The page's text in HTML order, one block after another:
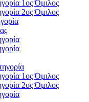
1ος Όμιλος
2ος Όμιλος
1ος Όμιλος
2ος Όμιλος